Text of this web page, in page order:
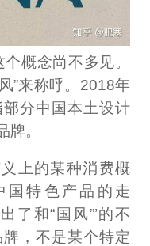
概念尚不多见。
”来称呼。2018年
分中国本土设计
牌。
上的某种消费概
国特色产品的走
了和“国风”’的不
，不是某个特定